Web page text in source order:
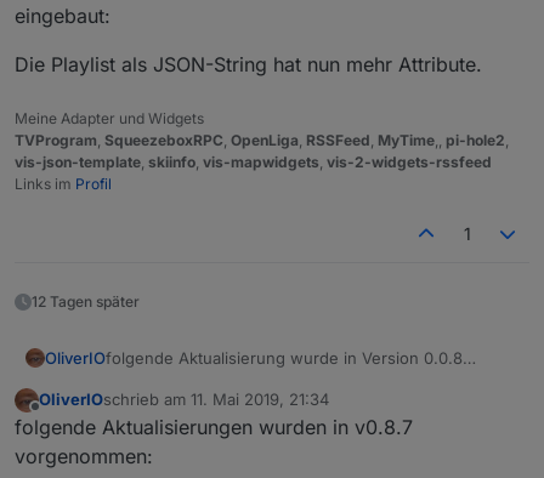
eingebaut:
Die Playlist als JSON-String hat nun mehr Attribute.
Meine Adapter und Widgets
TVProgram SqueezeboxRPC OpenLiga RSSFeed MyTime pi-hole2
vis-json-template skiinfo vis-mapwidgets vis-2-widgets-rssfeed
Links im Profil
1
12 Tagen später
OliverIOfolgende Aktualisierung wurde in Version 0.0.8
Die Playlist als JSON-String hat nun mehr Attribute.
Offline
OliverIOschrieb am 11. Mai 2019, 21:34
zuletzt editiert von
folgende Aktualisierungen wurden in v0.8.7
vorgenommen: